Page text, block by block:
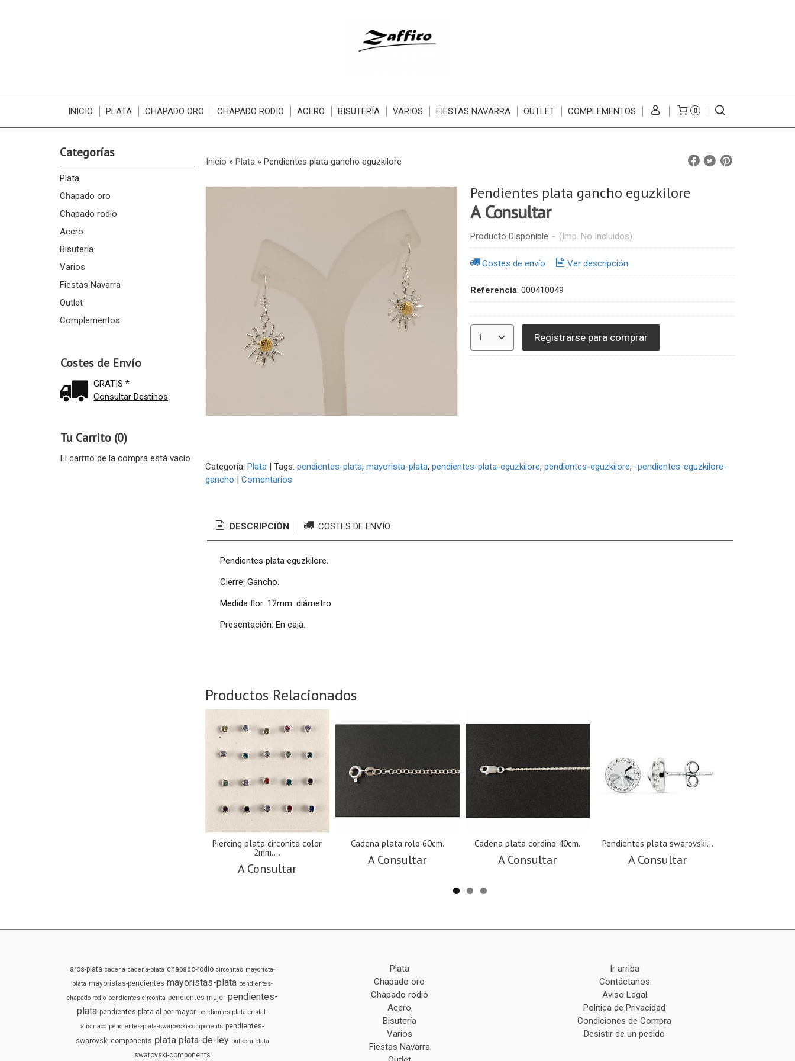
INICIO PLATA CHAPADO ORO CHAPADO RODIO ACERO BISUTERÍA VARIOS FIESTAS NAVARRA OUTLET COMPLEMENTOS 0
Categorías
Plata
Chapado oro
Chapado rodio
Acero
Bisutería
Varios
Fiestas Navarra
Outlet
Complementos
Costes de Envío
GRATIS *
Consultar Destinos
Tu Carrito (0)
El carrito de la compra está vacío
Inicio » Plata» Pendientes plata gancho eguzkilore
Pendientes plata gancho eguzkilore
A Consultar
Producto Disponible - (Imp. No Incluidos)
Costes de envío Ver descripción
Referencia: 000410049
Registrarse para comprar
Categoría: Plata| Tags: pendientes-plata mayorista-plata pendientes-plata-eguzkilore pendientes-eguzkilore -pendientes-eguzkilore-
gancho | Comentarios
DESCRIPCIÓN COSTES DE ENVÍO
Pendientes plata eguzkilore.
Cierre: Gancho.
Medida flor: 12mm. diámetro
Presentación: En caja.
Productos Relacionados
Piercing plata circonita color
2mm....
A Consultar
Cadena plata rolo 60cm.
A Consultar
Cadena plata cordino 40cm.
A Consultar
Pendientes plata swarovski...
A Consultar
aros-plata cadena cadena-plata chapado-rodio circonitas mayorista-
plata mayoristas-pendientes mayoristas-plata pendientes-
chapado-rodio pendientes-circonita pendientes-mujer pendientes-
plata pendientes-plata-al-por-mayor pendientes-plata-cristal-
austriaco pendientes-plata-swarovski-components pendientes-
swarovski-components plata plata-de-ley pulsera-plata
swarovski-components
Plata
Chapado oro
Chapado rodio
Acero
Bisutería
Varios
Fiestas Navarra
Ir arriba
Contáctanos
Aviso Legal
Política de Privacidad
Condiciones de Compra
Desistir de un pedido